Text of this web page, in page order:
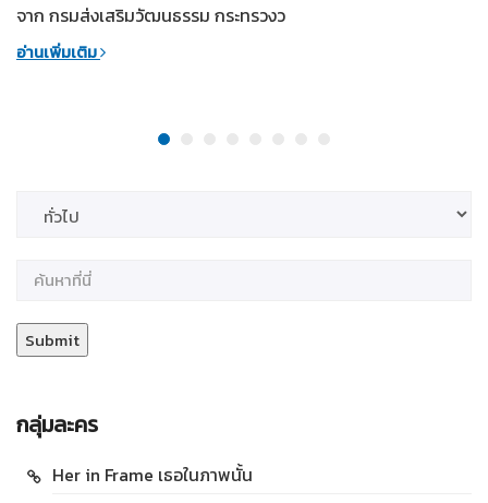
จาก กรมส่งเสริมวัฒนธรรม กระทรวงว
อ่านเพิ่มเติม
กลุ่มละคร
Her in Frame เธอในภาพนั้น